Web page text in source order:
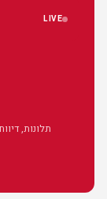
LIVE
תלונות,